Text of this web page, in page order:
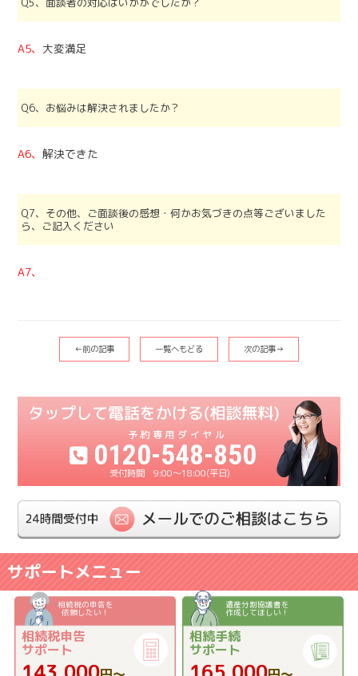
A5、 大変満足
Q6、お悩みは解決されましたか？
A6、解決できた
Q7、その他、ご面談後の感想・何かお気づきの点等ございました
ら、ご記入ください
A7、
←前の記事 一覧へもどる 次の記事→
0120-548-850
9:00〜18:00(平日)
サポートメニュー
相続税の申告を
依頼したい！
相続税申告
サポート
遺産分割協議書を
作成してほしい！
相続手続
サポート